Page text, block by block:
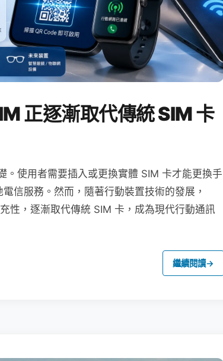
正逐漸取代傳統 SIM 卡
。使用者需要插入或更換實體 SIM 卡才能更換手
信服務。然而，隨著行動裝置技術的發展，
性，逐漸取代傳統 SIM 卡，成為現代行動通訊
繼續閱讀→